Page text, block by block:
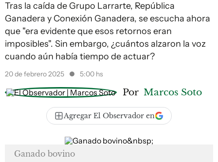
Tras la caída de Grupo Larrarte, República
Ganadera y Conexión Ganadera, se escucha ahora
que "era evidente que esos retornos eran
imposibles". Sin embargo, ¿cuántos alzaron la voz
cuando aún había tiempo de actuar?
20 de febrero 2025 5:00 hs
Por Marcos Soto
Agregar El Observador en
Ganado bovino